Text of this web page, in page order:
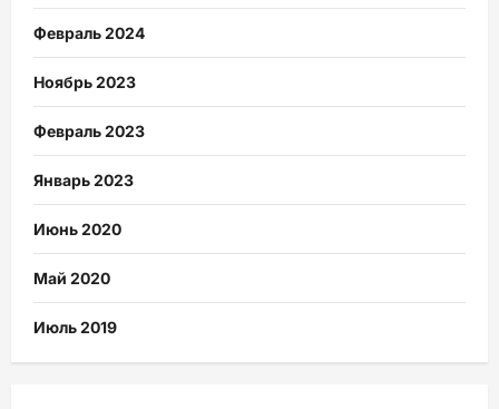
Февраль 2024
Ноябрь 2023
Февраль 2023
Январь 2023
Июнь 2020
Май 2020
Июль 2019